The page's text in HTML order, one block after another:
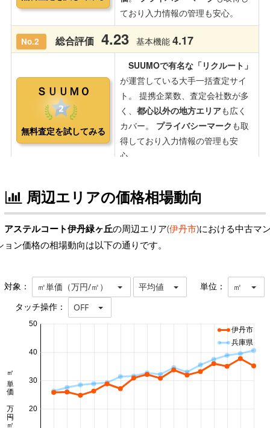
周辺エリアの価格相場動向
アステルコート伊丹緑ヶ丘の周辺エリア(伊丹市)における中古マ
ョン価格の相場動向は以下の通りです。
対象： ㎡単価（万円/㎡） 平均値 単位： ㎡
タッチ操作： OFF
20
30
40
50
㎡単価 万円/㎡
伊丹市
兵庫県